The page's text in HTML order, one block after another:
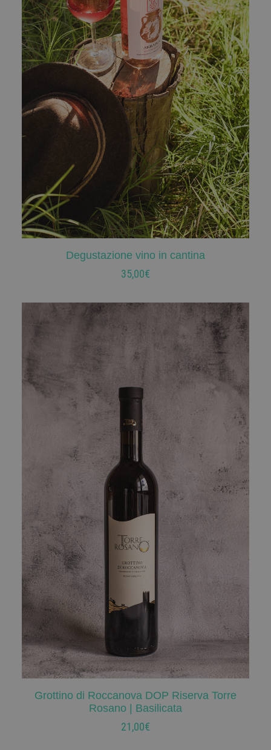
AGGIUNGI AL CARRELLO
Degustazione vino in cantina
35,00€
AGGIUNGI AL CARRELLO
Grottino di Roccanova DOP Riserva Torre
Rosano | Basilicata
21,00€